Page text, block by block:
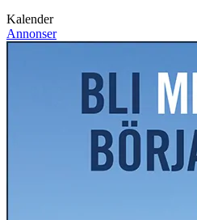
Kalender
Annonser